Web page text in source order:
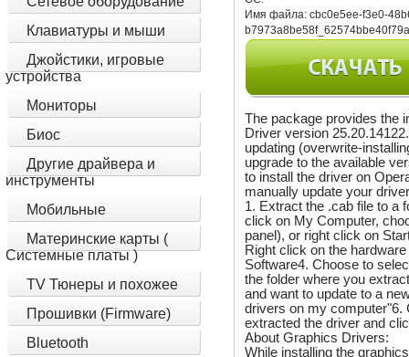
Клавиатуры и мыши
Джойстики, игровые
устройства
Мониторы
Биос
Другие драйвера и
инструменты
Мобильные
Материнские карты (
Системные платы )
TV Тюнеры и похожее
Прошивки (Firmware)
Bluetooth
Имя файла:cbc0e5ee-f3e0-
The package provides the
Driver version
updating (overwrite-
upgrade to the available
to install the driver on
manually update your
1. Extract the .cab file to a
click on My Computer,
panel), or right click on
Right click on the
Software4. Choose to
the folder where you
and want to update to a
drivers on my computer"6.
extracted the driver and
About Graphics Drivers:
While installing the